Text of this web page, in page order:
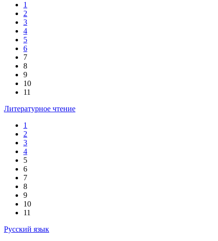
1
2
3
4
5
6
7
8
9
10
11
Литературное чтение
1
2
3
4
5
6
7
8
9
10
11
Русский язык